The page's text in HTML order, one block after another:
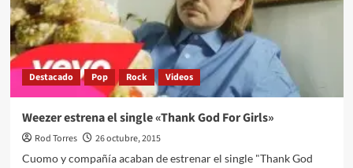
Destacado Pop Rock Videos
Weezer estrena el single «Thank God For Girls»
Rod Torres
26 octubre, 2015
Cuomo y compañía acaban de estrenar el single "Thank God